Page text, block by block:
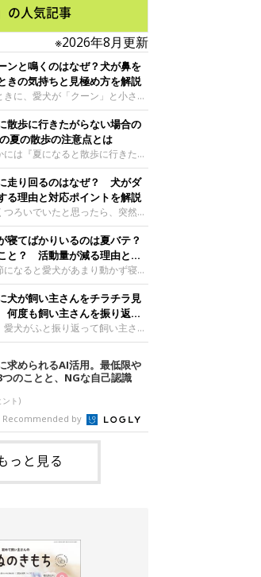
の人気記事
※2026年8月更新
ンと鳴くのはなぜ？犬が鼻を
きの気持ちと見極め方を解説
きに、愛犬が「クーン」と小さく
、鼻を鳴らすような音を出したり
はありませんか？ 大きく吠える
い分、「不安なの？それとも何
しているの？」と気になる飼い主
るかもしれません。今回は、犬が
鳴く理由や鼻鳴らしの背景、見極
応のポイントなどについて、いぬ
獣医師相談室の原 駿太朗先生に
た。クーンと鳴くのはどんな気持
きもち投稿写真ギャラリー犬が
さく鳴くときは、何らかの感情
うとしている場合があると考えら
す。大
散歩に行きたがらない場合の
夏の散歩の注意点とは
には『夏になると散歩に行きたが
歩かなくなる』『暑い季節は散歩
察すると涼しい部屋から出ようと
など散歩に行きたがらないコもい
す。愛犬の運動をさせてあげたい
歩に行きたがらない。このような
対応すればよいのでしょうか？
に散歩に行きたがらない場合の
ついて、いぬのきもち獣医師相談
さとこ先生に聞きました。Q.夏に
に行くときの注意点は？ いぬの
稿写真ギャラリーーー夏に愛犬と
ときは、どのようなことに注意
よい
走り回るのはなぜ？ 犬がダ
る理由と対応ポイントを解説
つろいでいたと思ったら、突然部
走り回り始める――そんな様子に
とはありませんか？ 急な動きに
ているの？」と戸惑う飼い主さ
でしょう。落ち着いていたはずな
にスイッチが入ったように見える
ることもあります。今回は、犬
り回る理由や見極め方などについ
のきもち獣医師相談室の岡本りさ
いました。犬が急に走り回るのは
が突然走り回る行動は、必ずしも
のではないと考えられています。
たエ
寝てばかりいるのは夏バテ？
と？ 活動量が減る理由と対
になると愛犬があまり動かず寝て
と感じる飼い主さんはいません
子に、愛犬が夏バテで疲れてい
元気がないのかなど不安に感じる
のではないかと思います。 で
寝てばかりいるときに対処が必要
める方法はあるのでしょうか？
動量が夏に減る理由と対策」につ
ぬのきもち獣医師相談室の山口み
話を聞きました。Q. 夏に犬の活
る理由は？ いぬのきもち投稿写
リーーー夏に愛犬の活動量が減る
い主さんもいるようです。理由
のようなこ
犬が飼い主さんをチラチラ見
度も飼い主さんを振り返る
？
愛犬がふと振り返って飼い主さん
確認する…そんな場面に心当たり
せんか？ 何度もチラチラ見られ
何か気になることがあるの？」
と歩けているかな」と不安になる
るかもしれません。愛犬が歩きな
主さんを振り返るしぐさには、ど
ちが隠れているのでしょうか。今
散歩中に飼い主さんを確認する
意すべきサインの見極めかた、対
ントなどについて、いぬのきもち
室の原 駿太朗先生に伺いまし
求められるAI活用。最低限や
つのことと、NGな自己認識
ント)
Recommended by
っと見る